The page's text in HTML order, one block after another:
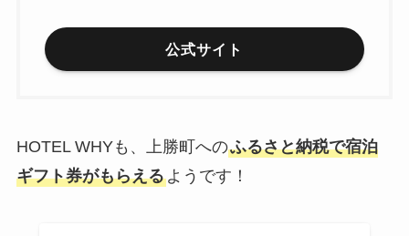
公式サイト
HOTEL WHYも、上勝町へのふるさと納税で宿泊
ギフト券がもらえるようです！